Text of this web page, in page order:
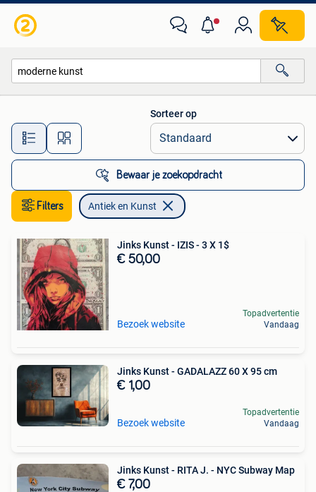
Alle afstanden…
Sorteer op
Bewaar je zoekopdracht
Filters Antiek en Kunst
Jinks Kunst - IZIS - 3 X 1$
€ 50,00
Bezoek website
Topadvertentie
Vandaag
Jinks Kunst - GADALAZZ 60 X 95 cm
€ 1,00
Bezoek website
Topadvertentie
Vandaag
Jinks Kunst - RITA J. - NYC Subway Map
€ 7,00